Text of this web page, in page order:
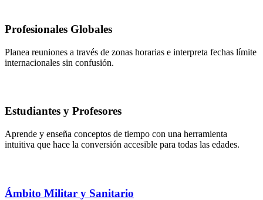
Profesionales Globales
Planea reuniones a través de zonas horarias e interpreta fechas límite
internacionales sin confusión.
Estudiantes y Profesores
Aprende y enseña conceptos de tiempo con una herramienta
intuitiva que hace la conversión accesible para todas las edades.
Ámbito Militar y Sanitario